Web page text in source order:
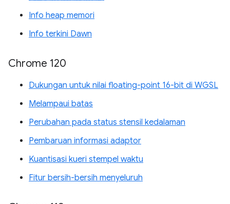
Info heap memori
Info terkini Dawn
Chrome 120
Dukungan untuk nilai floating-point 16-bit di WGSL
Melampaui batas
Perubahan pada status stensil kedalaman
Pembaruan informasi adaptor
Kuantisasi kueri stempel waktu
Fitur bersih-bersih menyeluruh